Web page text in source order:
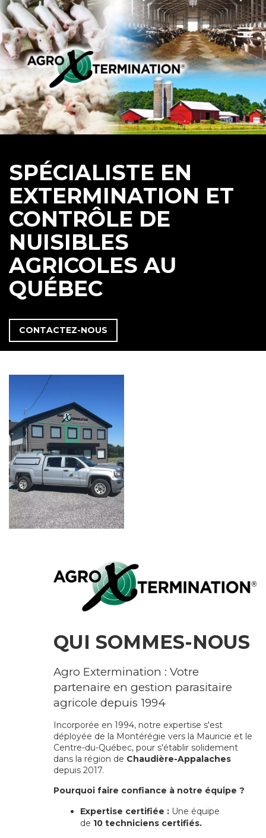
SPÉCIALISTE EN
EXTERMINATION ET
CONTRÔLE DE
NUISIBLES
AGRICOLES AU
QUÉBEC
CONTACTEZ-NOUS
QUI SOMMES-NOUS
Agro Extermination : Votre
partenaire en gestion parasitaire
agricole depuis 1994
Incorporée en 1994, notre expertise s'est
déployée de la Montérégie vers la Mauricie et le
Centre-du-Québec, pour s'établir solidement
dans la région de Chaudière-Appalaches
depuis 2017.
Pourquoi faire confiance à notre équipe ?
Expertise certifiée : Une équipe
de 10 techniciens certifiés.